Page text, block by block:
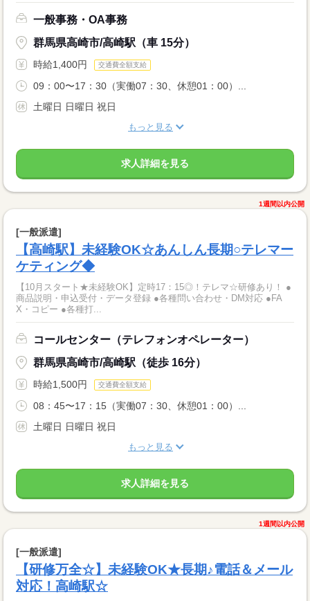
一般事務・OA事務
群馬県高崎市/高崎駅（車 15分）
時給1,400円 交通費全額支給
09：00〜17：30（実働07：30、休憩01：00）...
土曜日 日曜日 祝日
もっと見る
求人詳細を見る
1週間以内公開
[一般派遣]
【高崎駅】未経験OK☆あんしん長期○テレマー
ケティング◆
【10月スタート★未経験OK】定時17：15◎！テレマ☆研修あり！ ●
商品説明・申込受付・データ登録 ●各種問い合わせ・DM対応 ●FA
X・コピー ●各種打...
コールセンター（テレフォンオペレーター）
群馬県高崎市/高崎駅（徒歩 16分）
時給1,500円 交通費全額支給
08：45〜17：15（実働07：30、休憩01：00）...
土曜日 日曜日 祝日
もっと見る
求人詳細を見る
1週間以内公開
[一般派遣]
【研修万全☆】未経験OK★長期♪電話＆メール
対応！高崎駅☆